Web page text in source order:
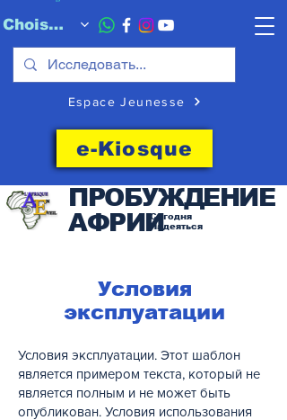
Choisissez quand l'envoyer
Espace Jeunesse
e-Kiosque
ПРОБУЖДЕНИЕ
АФРИИСегодня
Надеяться
Условия
эксплуатации
Условия эксплуатации. Этот шаблон
является примером текста, который не
является полным и не может быть
опубликован. Условия использования